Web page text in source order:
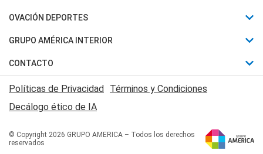
Política
Judiciales
Economia
Horóscopo
Motores
Trucos caseros
Series y Películas
Edictos y Solicitadas
OVACIÓN DEPORTES
Fútbol
Mundial
Automovilismo
Rugby
Básquet
GRUPO AMÉRICA INTERIOR
Canal 7 en Vivo
San Juan 8
CONTACTO
Acerca de Nosotros
Contactanos
Políticas de Privacidad Términos y Condiciones
Decálogo ético de IA
© Copyright 2026 GRUPO AMERICA – Todos los derechos
reservados